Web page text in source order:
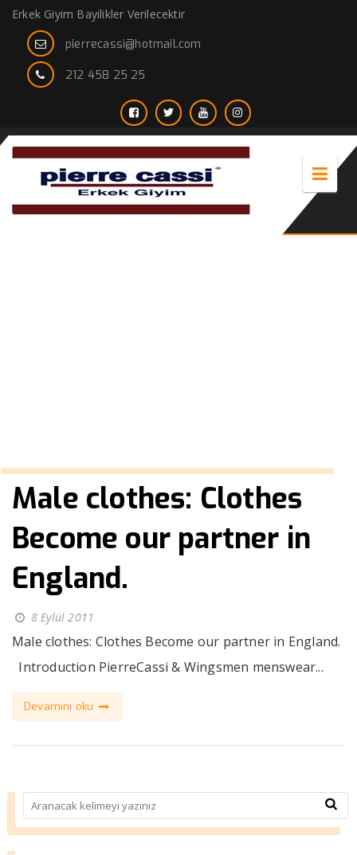
Erkek Giyim Bayilikler Verilecektir
pierrecassi@hotmail.com
212 458 25 25
Male clothes: Clothes
Become our partner in
England.
8 Eylül 2011
Male clothes: Clothes Become our partner in England.
Introduction PierreCassi & Wingsmen menswear...
Devamını oku